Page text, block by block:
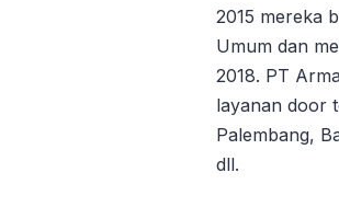
2015 mereka
Umum dan
2018. PT
layanan door
Palembang,
dll.